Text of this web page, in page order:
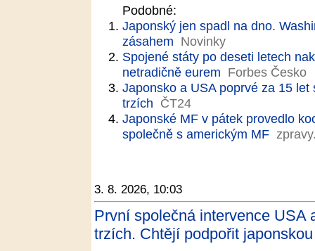
Podobné:
Japonský jen spadl na dno.
zásahem Novinky
Spojené státy po deseti letech
netradičně eurem Forbes Česko
Japonsko a USA poprvé za 15
trzích ČT24
Japonské MF v pátek provedlo
společně s americkým MF
3. 8. 2026, 10:03
První společná intervence USA
trzích. Chtějí podpořit